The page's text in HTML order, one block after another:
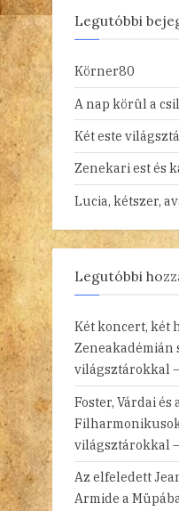
Legutóbbi
Körner80
A nap körül a
Két este
Zenekari est és
Lucia, kétszer,
Legutóbbi
Két koncert, két
Zeneakadémián
világsztárokkal
Foster, Várdai és
világsztárokkal
Az elfeledett
Armide a